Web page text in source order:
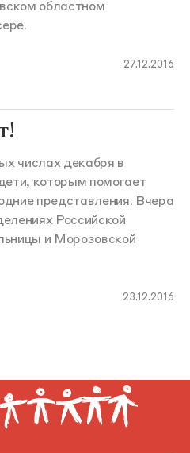
областном
27.12.2016
числах декабря в
которым помогает
представления. Вчера
Российской
и Морозовской
23.12.2016